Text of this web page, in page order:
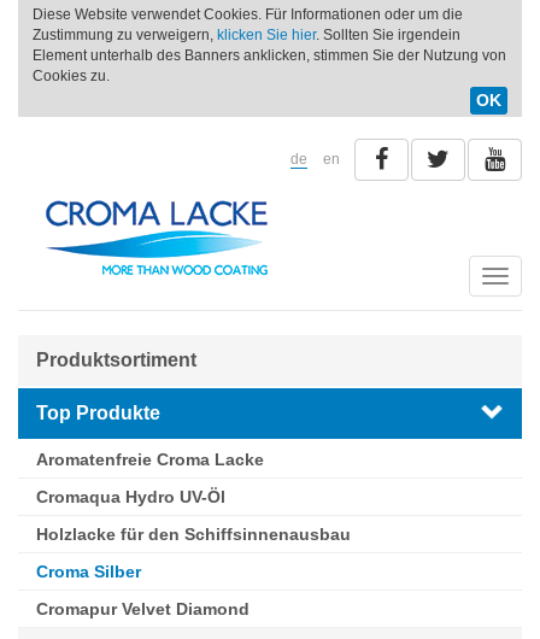
Diese Website verwendet Cookies. Für Informationen oder um die
Zustimmung zu verweigern, klicken Sie hier. Sollten Sie irgendein
Element unterhalb des Banners anklicken, stimmen Sie der Nutzung von
Cookies zu.
OK
de en
Toggle
Produktsortiment
Top Produkte
Aromatenfreie Croma Lacke
Cromaqua Hydro UV-Öl
Holzlacke für den Schiffsinnenausbau
Croma Silber
Cromapur Velvet Diamond